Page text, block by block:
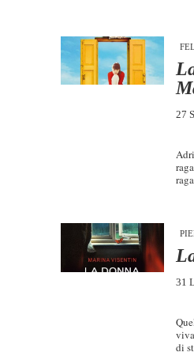
27
31
di